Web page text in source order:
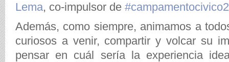
Lema, co-impulsor de
Además, como siempre, animamos a
curiosos a venir, compartir y volcar su
pensar en cuál sería la experiencia